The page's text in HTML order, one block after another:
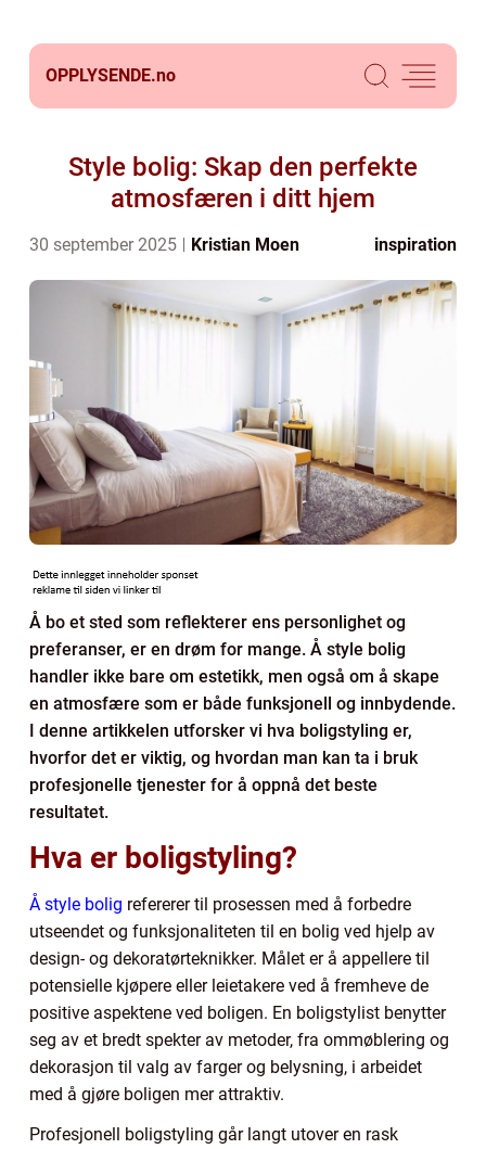
OPPLYSENDE.no
Style bolig: Skap den perfekte
atmosfæren i ditt hjem
30 september 2025 Kristian Moen inspiration
Å bo et sted som reflekterer ens personlighet og
preferanser, er en drøm for mange. Å style bolig
handler ikke bare om estetikk, men også om å skape
en atmosfære som er både funksjonell og innbydende.
I denne artikkelen utforsker vi hva boligstyling er,
hvorfor det er viktig, og hvordan man kan ta i bruk
profesjonelle tjenester for å oppnå det beste
resultatet.
Hva er boligstyling?
Å style bolig refererer til prosessen med å forbedre
utseendet og funksjonaliteten til en bolig ved hjelp av
design- og dekoratørteknikker. Målet er å appellere til
potensielle kjøpere eller leietakere ved å fremheve de
positive aspektene ved boligen. En boligstylist benytter
seg av et bredt spekter av metoder, fra ommøblering og
dekorasjon til valg av farger og belysning, i arbeidet
med å gjøre boligen mer attraktiv.
Profesjonell boligstyling går langt utover en rask